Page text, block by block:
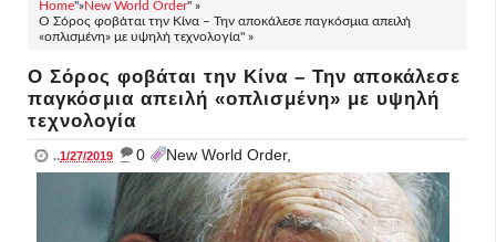
Home"»New World Order" »
Ο Σόρος φοβάται την Κίνα – Την αποκάλεσε παγκόσμια απειλή
«οπλισμένη» με υψηλή τεχνολογία" »
Ο Σόρος φοβάται την Κίνα – Την αποκάλεσε
παγκόσμια απειλή «οπλισμένη» με υψηλή
τεχνολογία
..1/27/2019 _ 0 New World Order,